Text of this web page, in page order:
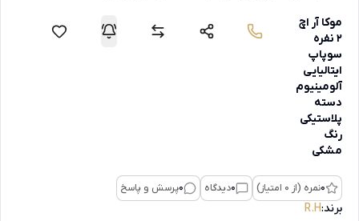
موکا آر اچ
2 نفره
سوپاپ
ایتالیایی
آلومینیوم
دسته
پلاستیکی
رنگ
مشکی
0نمره (از 0 امتیاز) 0دیدگاه 0پرسش و پاسخ
برند:R.H